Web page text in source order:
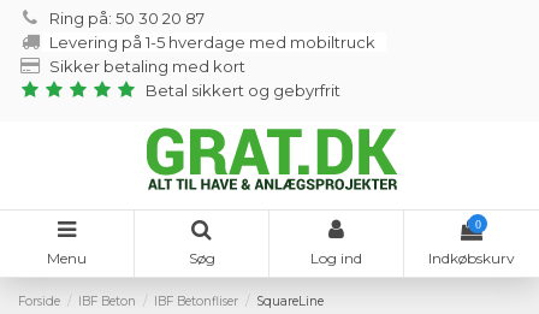
Ring på: 50 30 20 87
Levering på 1-5 hverdage med mobiltruck
Sikker betaling med kort
Betal sikkert og gebyrfrit
Menu Søg Log ind
0
Indkøbskurv
Forside IBF Beton IBF Betonfliser SquareLine